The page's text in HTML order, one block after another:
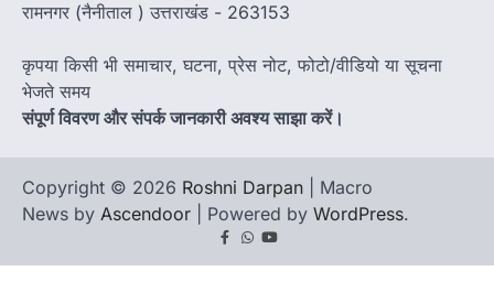
रामनगर (नैनीताल ) उत्तराखंड - 263153
कृपया किसी भी समाचार, घटना, प्रेस नोट, फोटो/वीडियो या सूचना
भेजते समय
संपूर्ण विवरण और संपर्क जानकारी अवश्य साझा करें।
Copyright © 2026 Roshni Darpan | Macro
News by Ascendoor | Powered by WordPress.
Facebook
Whatsapp
youtube